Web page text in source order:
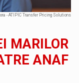
- ATIPIC Transfer Pricing Solutions
MARILOR
ANAF